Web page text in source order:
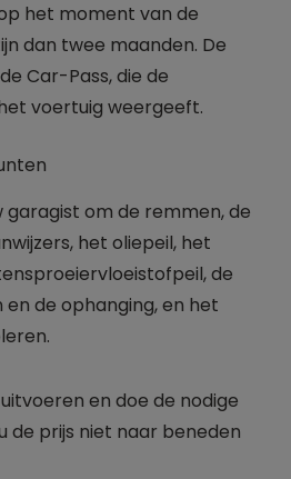
het moment van de
dan twee maanden. De
Car-Pass, die de
voertuig weergeeft.
garagist om de remmen, de
het oliepeil, het
de
de ophanging, en het
en doe de nodige
de prijs niet naar beneden